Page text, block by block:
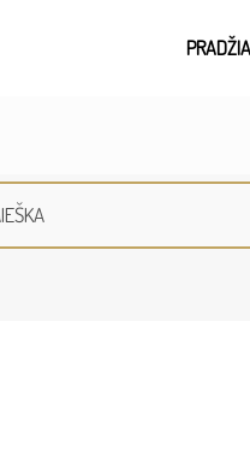
PRADŽIA